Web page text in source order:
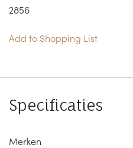
2856
Add to Shopping List
Specificaties
Merken